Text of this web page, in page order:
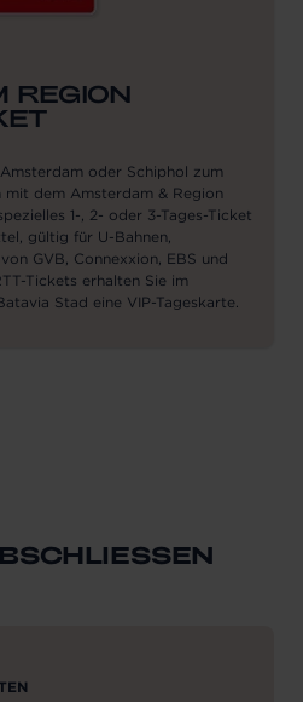
REGION
oder Schiphol zum
mit dem Amsterdam & Region
1-, 2- oder 3-Tages-Ticket
gültig für U-Bahnen,
GVB, Connexxion, EBS und
Tickets erhalten Sie im
Stad eine VIP-Tageskarte.